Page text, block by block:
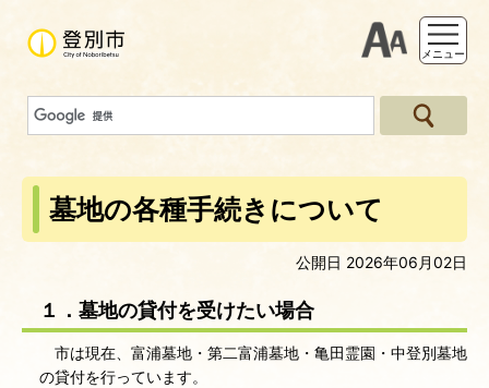
支援ツー
メニュー
墓地の各種手続きについて
公開日 2026年06月02日
１．墓地の貸付を受けたい場合
市は現在、富浦墓地・第二富浦墓地・亀田霊園・中登別墓地
の貸付を行っています。